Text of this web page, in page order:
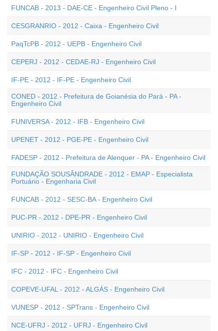
FUNCAB - 2013 - DAE-CE - Engenheiro Civil Pleno - I
CESGRANRIO - 2012 - Caixa - Engenheiro Civil
PaqTcPB - 2012 - UEPB - Engenheiro Civil
CEPERJ - 2012 - CEDAE-RJ - Engenheiro Civil
IF-PE - 2012 - IF-PE - Engenheiro Civil
CONED - 2012 - Prefeitura de Goianésia do Pará - PA -
Engenheiro Civil
FUNIVERSA - 2012 - IFB - Engenheiro Civil
UPENET - 2012 - PGE-PE - Engenheiro Civil
FADESP - 2012 - Prefeitura de Alenquer - PA - Engenheiro Civil
FUNDAÇÃO SOUSÂNDRADE - 2012 - EMAP - Especialista
Portuário - Engenharia Civil
FUNCAB - 2012 - SESC-BA - Engenheiro Civil
PUC-PR - 2012 - DPE-PR - Engenheiro Civil
UNIRIO - 2012 - UNIRIO - Engenheiro Civil
IF-SP - 2012 - IF-SP - Engenheiro Civil
IFC - 2012 - IFC - Engenheiro Civil
COPEVE-UFAL - 2012 - ALGÁS - Engenheiro Civil
VUNESP - 2012 - SPTrans - Engenheiro Civil
NCE-UFRJ - 2012 - UFRJ - Engenheiro Civil